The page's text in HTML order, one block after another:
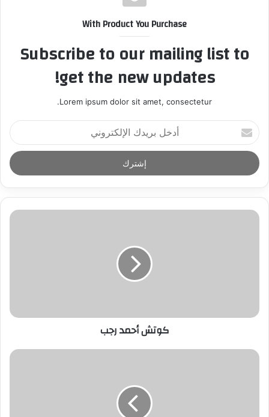
With Product You Purchase
Subscribe to our mailing list to
get the new updates!
Lorem ipsum dolor sit amet, consectetur.
أ
د
خ
ل
ر
د
ر
ي
كوتش أحمد رجب